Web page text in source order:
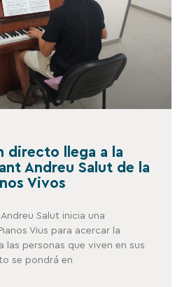
directo llega a la
Andreu Salut de la
Vivos
Salut inicia una
Vius para acercar la
las personas que viven en sus
se pondrá en